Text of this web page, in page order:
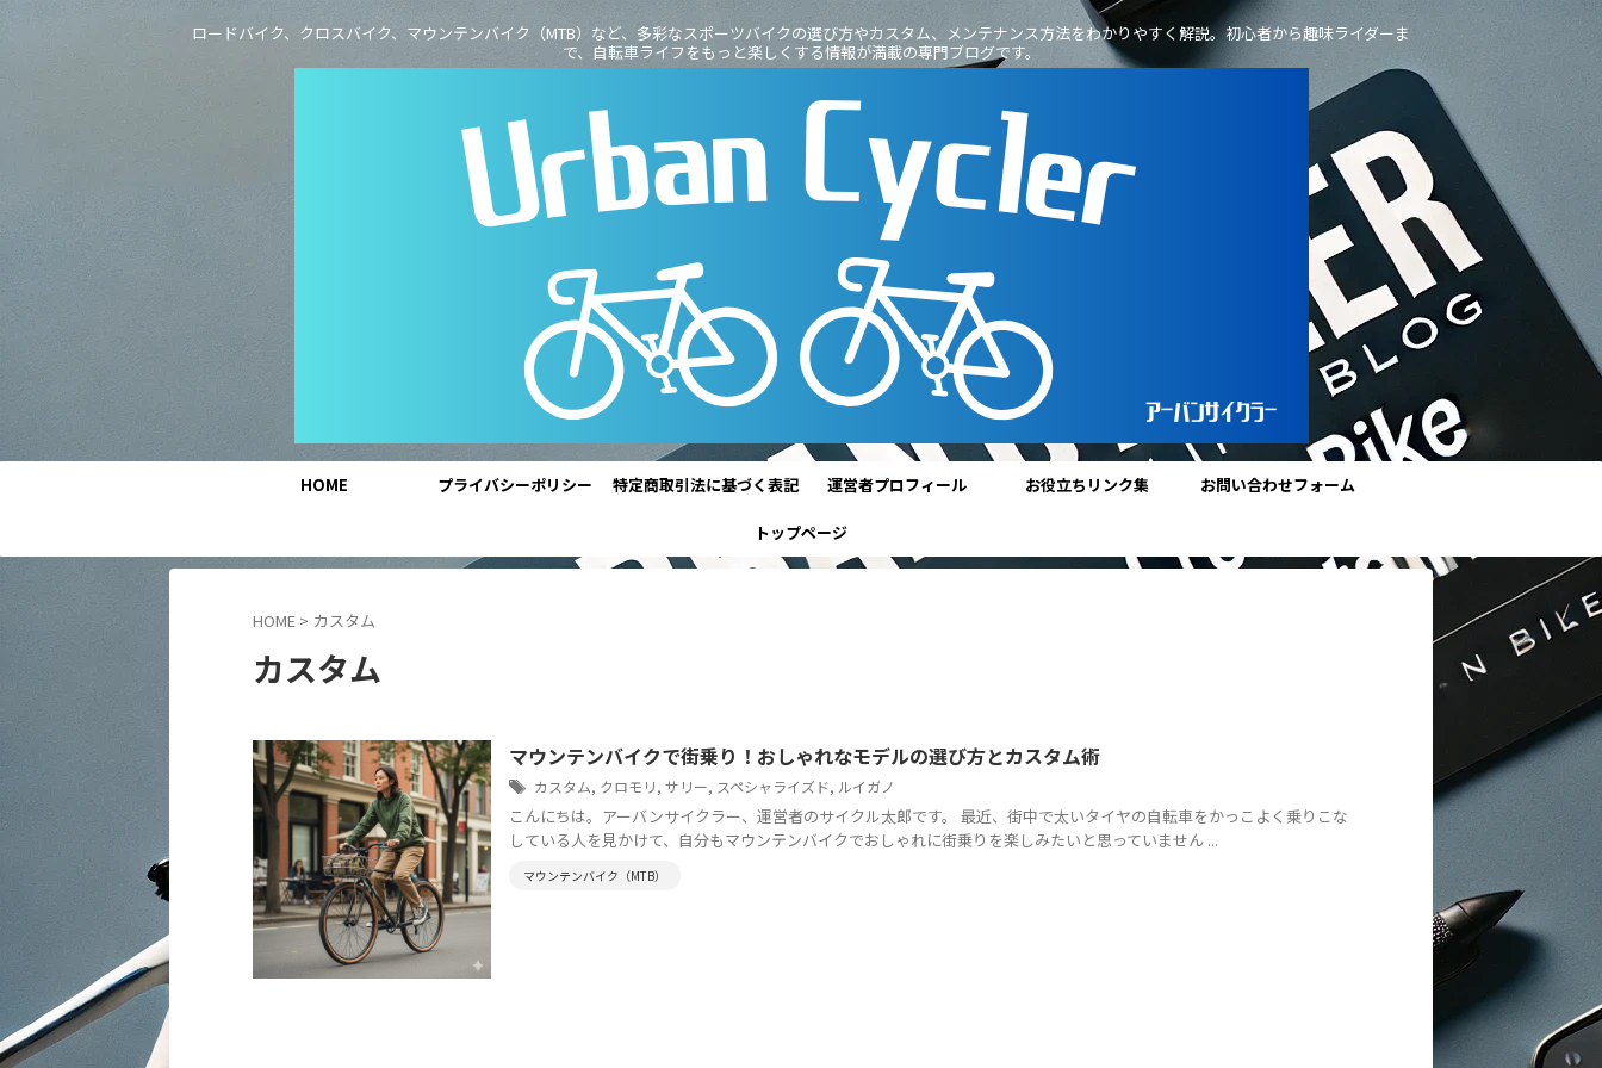
ロードバイク、クロスバイク、マウンテンバイク（MTB）など、多彩なスポーツバイクの選び方やカスタム、メンテナンス方法をわかりやすく解説。初心者から趣味ライダーま
で、自転車ライフをもっと楽しくする情報が満載の専門ブログです。
HOME プライバシーポリシー 特定商取引法に基づく表記 運営者プロフィール お役立ちリンク集 お問い合わせフォーム
トップページ
HOME > カスタム
カスタム
マウンテンバイクで街乗り！おしゃれなモデルの選び方とカスタム術
カスタム, クロモリ, サリー, スペシャライズド, ルイガノ
こんにちは。アーバンサイクラー、運営者のサイクル太郎です。 最近、街中で太いタイヤの自転車をかっこよく乗りこな
している人を見かけて、自分もマウンテンバイクでおしゃれに街乗りを楽しみたいと思っていません ...
マウンテンバイク（MTB）